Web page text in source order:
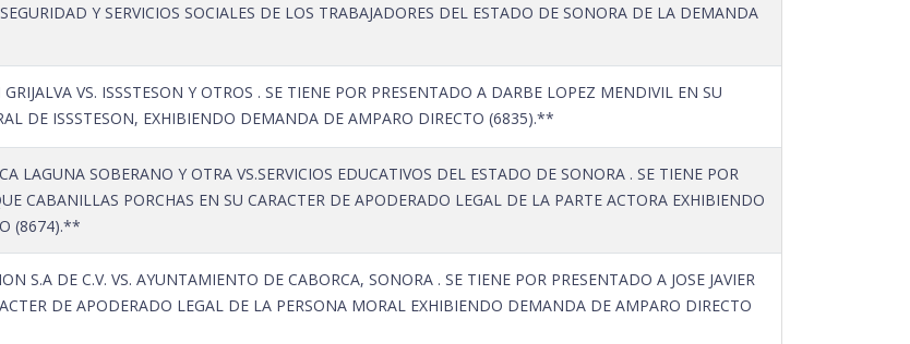
Y SERVICIOS SOCIALES DE LOS TRABAJADORES DEL ESTADO DE SONORA DE LA DEMANDA
VS. ISSSTESON Y OTROS . SE TIENE POR PRESENTADO A DARBE LOPEZ MENDIVIL EN SU
DE ISSSTESON, EXHIBIENDO DEMANDA DE AMPARO DIRECTO (6835).**
LAGUNA SOBERANO Y OTRA VS.SERVICIOS EDUCATIVOS DEL ESTADO DE SONORA . SE TIENE POR
CABANILLAS PORCHAS EN SU CARACTER DE APODERADO LEGAL DE LA PARTE ACTORA EXHIBIENDO
(8674).**
S.A DE C.V. VS. AYUNTAMIENTO DE CABORCA, SONORA . SE TIENE POR PRESENTADO A JOSE JAVIER
DE APODERADO LEGAL DE LA PERSONA MORAL EXHIBIENDO DEMANDA DE AMPARO DIRECTO